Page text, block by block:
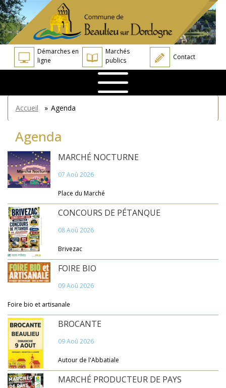
Aller
au
contenu
principal
Démarches en
ligne
Marchés
publics
Contact
You
are
here
Accueil » Agenda
Agenda
MARCHÉ NOCTURNE
07 Aoû 2026
Place du Marché
CONCOURS DE PÉTANQUE
08 Aoû 2026
Brivezac
FOIRE BIO
09 Aoû 2026
Foire bio et artisanale
BROCANTE
09 Aoû 2026
Autour de l'Abbatiale
MARCHÉ PRODUCTEUR DE PAYS
Panneau de gestion des cookies